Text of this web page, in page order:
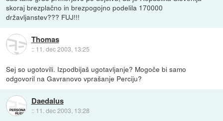
skoraj brezplačno in brezpogojno podelila 170000
državljanstev??? FUJ!!!
Thomas
:: 11. dec 2003, 13:25
Sej so ugotovili. Izpodbijaš ugotavljanje? Mogoče bi samo
odgovoril na Gavranovo vprašanje Perciju?
Daedalus
:: 11. dec 2003, 13:28